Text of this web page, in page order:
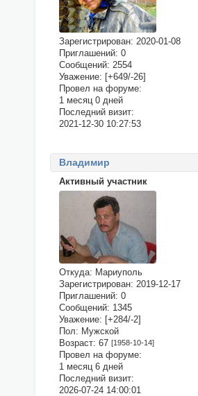
Зарегистрирован: 2020-01-08
Приглашений: 0
Сообщений: 2554
Уважение: [+649/-26]
Провел на форуме:
1 месяц 0 дней
Последний визит:
2021-12-30 10:27:53
Владимир
Активный участник
Откуда: Мариуполь
Зарегистрирован: 2019-12-17
Приглашений: 0
Сообщений: 1345
Уважение: [+284/-2]
Пол: Мужской
Возраст: 67 [1958-10-14]
Провел на форуме:
1 месяц 6 дней
Последний визит:
2026-07-24 14:00:01